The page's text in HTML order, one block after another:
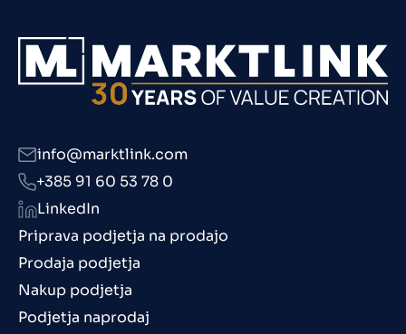
Priprava podjetja na prodajo
Prodaja podjetja
Nakup podjetja
Podjetja naprodaj
info@marktlink.com
+385 91 60 53 78 0
LinkedIn